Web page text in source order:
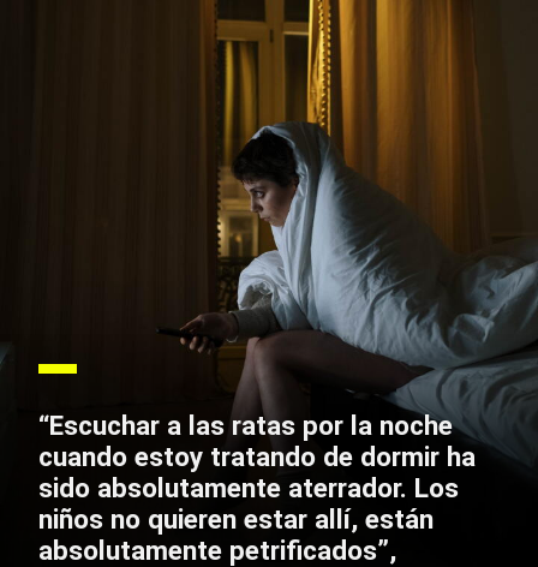
“Escuchar a las ratas por la noche
cuando estoy tratando de dormir ha
sido absolutamente aterrador. Los
niños no quieren estar allí, están
absolutamente petrificados”,